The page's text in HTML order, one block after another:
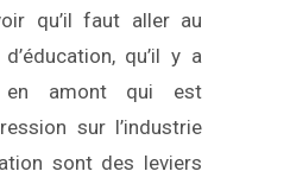
qu’il faut aller au
qu’il y a
en amont qui est
sur l’industrie
sont des leviers